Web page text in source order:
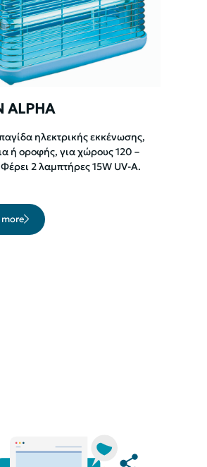
ALPHA
ηλεκτρικής εκκένωσης,
ή οροφής, για χώρους 120 –
2 λαμπτήρες 15W UV-A.
more